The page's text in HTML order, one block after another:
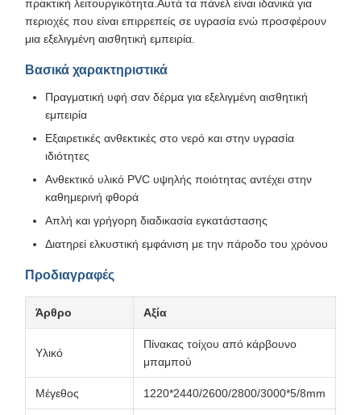
πρακτική λειτουργικότητα.Αυτά τα πάνελ είναι ιδανικά για
περιοχές που είναι επιρρεπείς σε υγρασία ενώ προσφέρουν
μια εξελιγμένη αισθητική εμπειρία.
Βασικά χαρακτηριστικά
Πραγματική υφή σαν δέρμα για εξελιγμένη αισθητική
εμπειρία
Εξαιρετικές ανθεκτικές στο νερό και στην υγρασία
ιδιότητες
Ανθεκτικό υλικό PVC υψηλής ποιότητας αντέχει στην
καθημερινή φθορά
Απλή και γρήγορη διαδικασία εγκατάστασης
Διατηρεί ελκυστική εμφάνιση με την πάροδο του χρόνου
Προδιαγραφές
Άρθρο Αξία
Υλικό
Πίνακας τοίχου από κάρβουνο
μπαμπού
Μέγεθος 1220*2440/2600/2800/3000*5/8mm